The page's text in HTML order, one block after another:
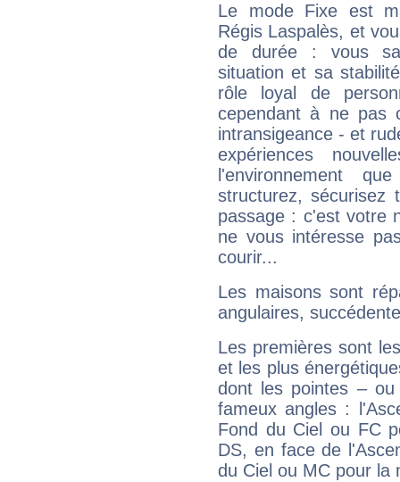
Le mode Fixe est
Régis Laspalès, et
de durée : vous
situation et sa
rôle loyal de
cependant à ne pas
intransigeance - et
expériences
l'environnement
structurez, sécurisez
passage : c'est votre
ne vous intéresse
courir...
Les maisons sont
angulaires,
Les premières sont
et les plus
dont les pointes –
fameux angles :
Fond du Ciel ou FC
DS, en face de
du Ciel ou MC pour la